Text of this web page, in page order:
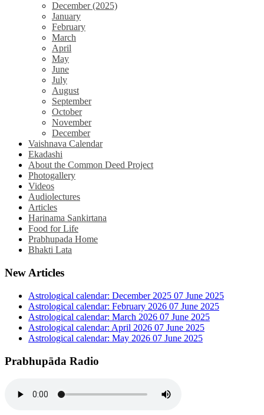
December (2025)
January
February
March
April
May
June
July
August
September
October
November
December
Vaishnava Calendar
Ekadashi
About the Common Deed Project
Photogallery
Videos
Audiolectures
Articles
Harinama Sankirtana
Food for Life
Prabhupada Home
Bhakti Lata
New Articles
Astrological calendar: December 2025 07 June 2025
Astrological calendar: February 2026 07 June 2025
Astrological calendar: March 2026 07 June 2025
Astrological calendar: April 2026 07 June 2025
Astrological calendar: May 2026 07 June 2025
Prabhupāda Radio